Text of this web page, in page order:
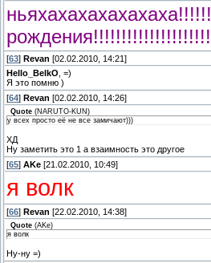
[63] Revan [02.02.2010, 14:21]
Hello_BelkO , =)
Я это помню )
[64] Revan [02.02.2010, 14:26]
Quote (NARUTO-KUN )
у всех просто её не все замичают)))
ХД
Ну заметить это 1 а взаимность это другое
[65] AKе [21.02.2010, 10:49]
я волк
[66] Revan [22.02.2010, 14:38]
Quote (AKе)
я волк
Ну-ну =)